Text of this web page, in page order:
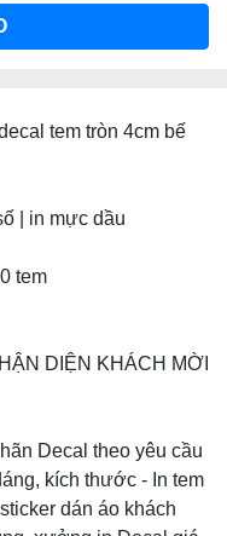
tem tròn 4cm bế
| in mực dầu
tem
DIỆN KHÁCH MỜI
Decal theo yêu cầu
kích thước - In tem
dán áo khách